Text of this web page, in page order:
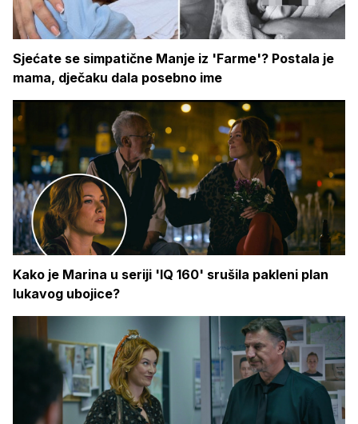
Sjećate se simpatične Manje iz 'Farme'? Postala je
mama, dječaku dala posebno ime
Kako je Marina u seriji 'IQ 160' srušila pakleni plan
lukavog ubojice?